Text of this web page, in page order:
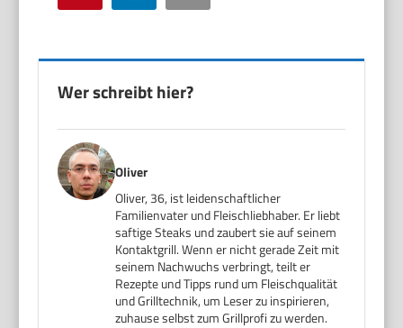
Wer schreibt hier?
Oliver
Oliver, 36, ist leidenschaftlicher
Familienvater und Fleischliebhaber. Er liebt
saftige Steaks und zaubert sie auf seinem
Kontaktgrill. Wenn er nicht gerade Zeit mit
seinem Nachwuchs verbringt, teilt er
Rezepte und Tipps rund um Fleischqualität
und Grilltechnik, um Leser zu inspirieren,
zuhause selbst zum Grillprofi zu werden.